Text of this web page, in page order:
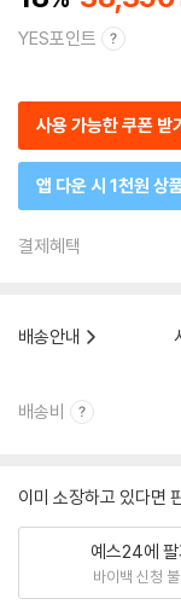
YES포인트
사용 가능한 쿠폰 받
앱 다운 시 1천원 상
결제혜택
배송안내
배송비
이미 소장하고 있다면
예스24에 팔
바이백 신청